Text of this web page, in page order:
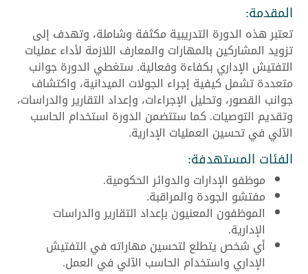
المقدمة:
تعتبر هذه الدورة التدريبية مكثفة وشاملة، وتهدف إلى
تزويد المشاركين بالمهارات والمعارف اللازمة لأداء عمليات
التفتيش الإداري بكفاءة وفعالية. ستغطي الدورة جوانب
متعددة تشمل كيفية إجراء الجولات الميدانية، واكتشاف
جوانب القصور، وتحليل الإجراءات، وإعداد التقارير والدراسات،
وتقديم التوصيات. كما ستتضمن الدورة استخدام الحاسب
الآلي في تحسين العمليات الإدارية.
الفئات المستهدفة:
موظفو الإدارات والدوائر الحكومية.
مفتشو الجودة والمراقبة.
الموظفون المعنيون بإعداد التقارير والدراسات
الإدارية.
أي شخص يتطلع لتحسين مهاراته في التفتيش
الإداري واستخدام الحاسب الآلي في العمل.